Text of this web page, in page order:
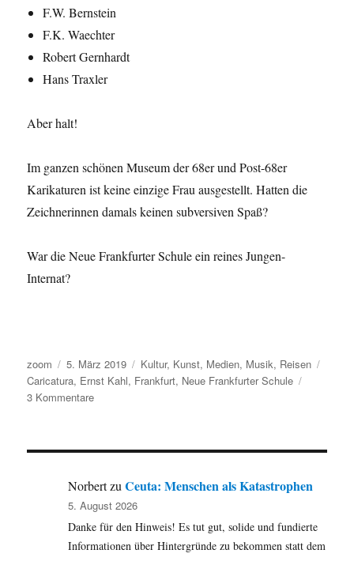
F.W. Bernstein
F.K. Waechter
Robert Gernhardt
Hans Traxler
Aber halt!
Im ganzen schönen Museum der 68er und Post-68er
Karikaturen ist keine einzige Frau ausgestellt. Hatten die
Zeichnerinnen damals keinen subversiven Spaß?
War die Neue Frankfurter Schule ein reines Jungen-
Internat?
Autor
zoom
Veröffentlicht
am
5. März 2019 Kategorien
Kultur, Kunst, Medien, Musik, Reisen
Caricatura, Ernst Kahl, Frankfurt, Neue Frankfurter Schule
3 Kommentarezu
kommst
nach
schau
dir
diese
NorbertzuCeuta: Menschen als Katastrophen
5. August 2026
Danke für den Hinweis! Es tut gut, solide und fundierte
Informationen über Hintergründe zu bekommen statt dem